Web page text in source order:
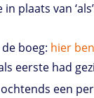
in plaats van
boeg: hier
eerste had
ochtends een